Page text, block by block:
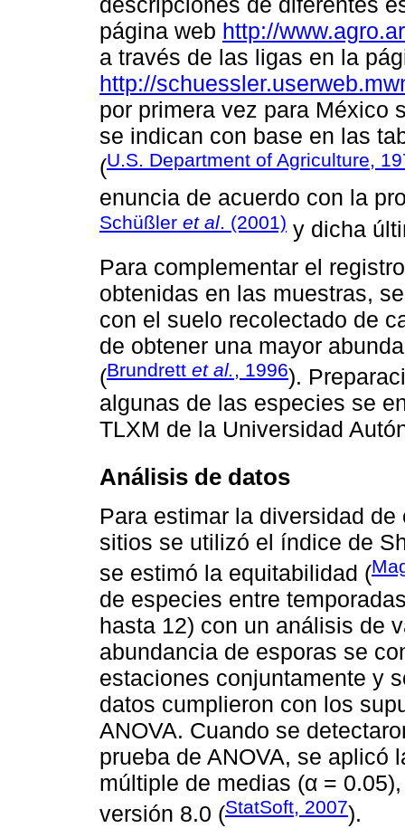
página web http://
a través de las ligas en la
http://
por primera vez para México
se indican con base en las
(U.S. Department of Agriculture,
enuncia de acuerdo con la
Schüßler et al. (2001) y dicha
Para complementar el
obtenidas en las muestras,
con el suelo recolectado de
de obtener una mayor
(Brundrett et al., 1996).
algunas de las especies se
TLXM de la Universidad
Análisis de datos
Para estimar la diversidad
sitios se utilizó el índice de
se estimó la equitabilidad (
de especies entre
hasta 12) con un análisis de
abundancia de esporas se
estaciones conjuntamente y
datos cumplieron con los
ANOVA. Cuando se
prueba de ANOVA, se aplicó
múltiple de medias (α =
versión 8.0 (StatSoft, 2007).